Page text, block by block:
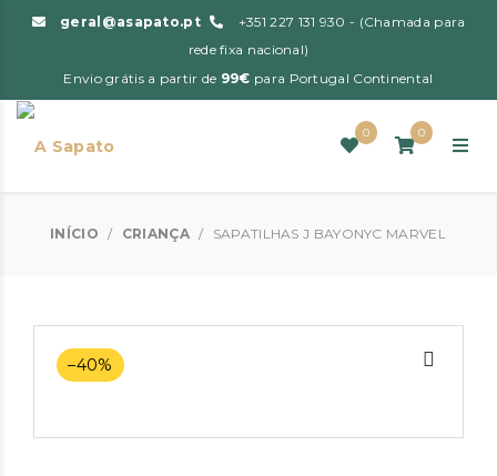
geral@asapato.pt
+351 227 131 930 - (Chamada para
rede fixa nacional)
Envio grátis a partir de 99€ para Portugal Continental
0 0
INÍCIO / CRIANÇA / SAPATILHAS J BAYONYC MARVEL
–40%